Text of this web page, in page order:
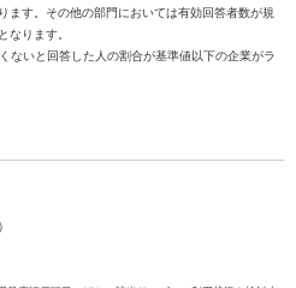
ます。その他の部門においては有効回答者数が規
なります。
いと回答した人の割合が基準値以下の企業がラ